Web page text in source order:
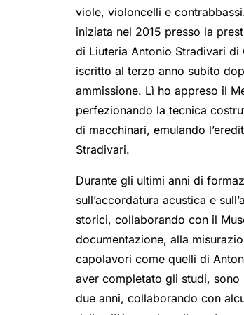
viole, violoncelli e
iniziata nel 2015 presso la
di Liuteria Antonio Stradivari
iscritto al terzo anno subito
ammissione. Lì ho appreso il
perfezionando la tecnica
di macchinari, emulando
Stradivari.
Durante gli ultimi anni di
sull’accordatura acustica e
storici, collaborando con il
documentazione, alla
capolavori come quelli di
aver completato gli studi,
due anni, collaborando con